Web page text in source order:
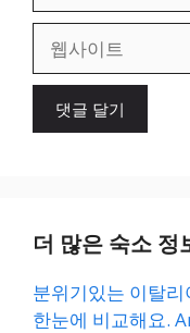
일
이
더 많은 숙소 정
분위기있는 이탈
한눈에 비교해요.